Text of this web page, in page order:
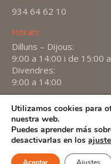
934 64 62 10
Horari:
Dilluns – Dijous:
9:00 a 14:00 i de 15:00
Divendres:
9:00 a 14:00
X
page
opens
in
YouTube
page
opens
in
Linkedin
page
opens
in
2026 -Avís Legal-
Utilizamos cookies para
nuestra web.
Puedes aprender más
desactivarlas en los